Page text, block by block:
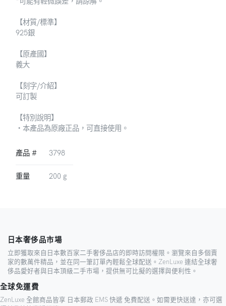
【材質/標準】
925銀
【原產國】
義大
【刻字/介紹】
可訂製
【特別說明】
・本產品為原廠正品，可直接使用。
產品 # 3798
重量 200 g
日本奢侈品市場
立即獲取來自日本數百家二手奢侈品店的即時訪問權限。瀏覽來自多個賣
家的數萬件精品，並在同一筆訂單內輕鬆全球配送。ZenLuxe 連結全球奢
侈品愛好者與日本頂級二手市場，提供無可比擬的選擇與便利性。
全球免運費
ZenLuxe 全館商品皆享 日本郵政 EMS 快遞 免費配送。如需更快送達，亦可選